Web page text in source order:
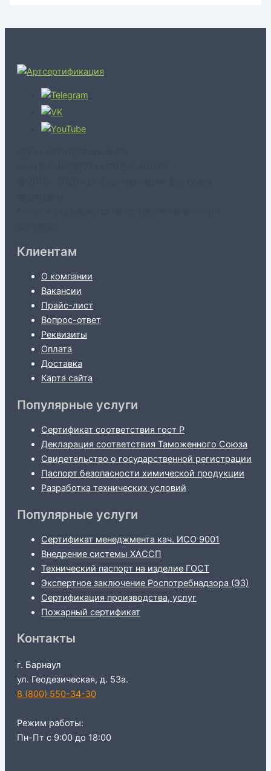
Клиентам
О компании
Вакансии
Прайс-лист
Вопрос-ответ
Реквизиты
Оплата
Доставка
Карта сайта
Популярные услуги
Сертификат соответствия гост Р
Декларация соответствия Таможенного Союза
Свидетельство о государственной регистрации
Паспорт безопасности химической продукции
Разработка технических условий
Популярные услуги
Сертификат менеджмента кач. ИСО 9001
Внедрение системы ХАССП
Технический паспорт на изделие ГОСТ
Экспертное заключение Роспотребнадзора (ЭЗ)
Сертификация производства, услуг
Пожарный сертификат
Контакты
г. Барнаул
ул. Геодезическая, д. 53а.
8 (800) 550-34-30
Режим работы:
Пн-Пт с 9:00 до 18:00